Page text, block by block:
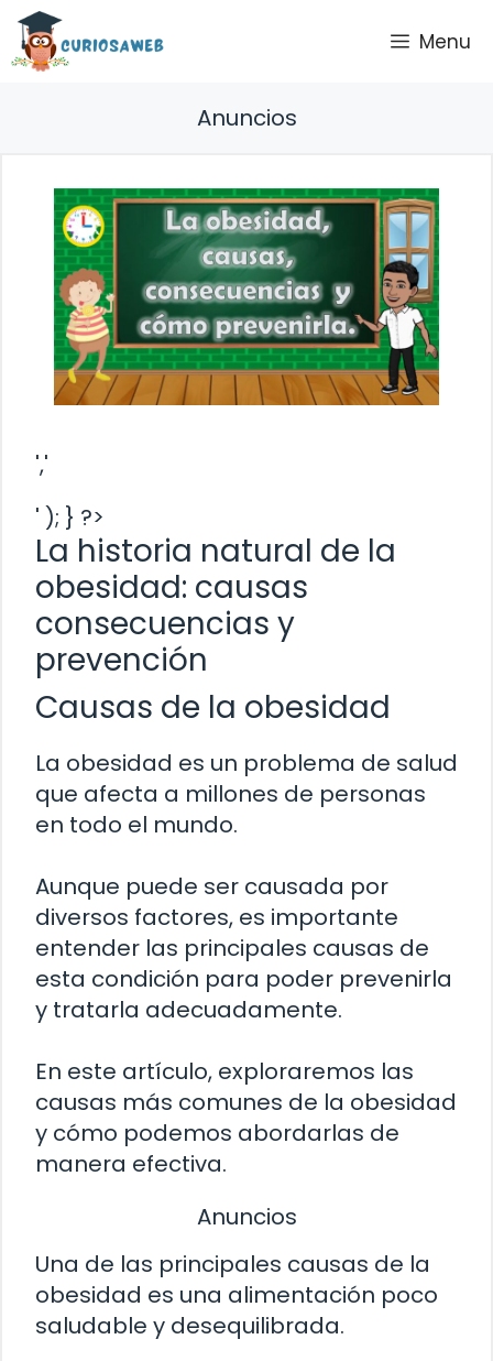
Saltar
contenido
Menu
Anuncios
','
' ); } ?>
La historia natural de la
obesidad: causas
consecuencias y
prevención
Causas de la obesidad
La obesidad es un problema de salud
que afecta a millones de personas
en todo el mundo.
Aunque puede ser causada por
diversos factores, es importante
entender las principales causas de
esta condición para poder prevenirla
y tratarla adecuadamente.
En este artículo, exploraremos las
causas más comunes de la obesidad
y cómo podemos abordarlas de
manera efectiva.
Anuncios
Una de las principales causas de la
obesidad es una alimentación poco
saludable y desequilibrada.